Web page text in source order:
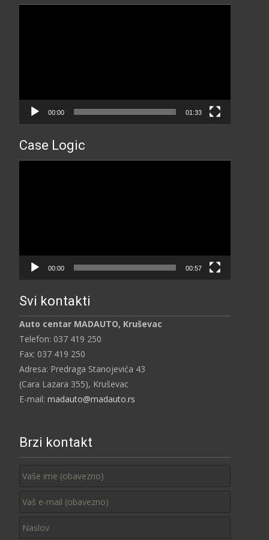
00:00 01:33
Case Logic
00:00 00:57
Svi kontakti
Auto centar MADAUTO, Kruševac
Telefon: 037 419 250
Fax: 037 419 250
Adresa: Predraga Stanojevića 43
(Cara Lazara 355), Kruševac
E-mail: madauto@madauto.rs
Brzi kontakt